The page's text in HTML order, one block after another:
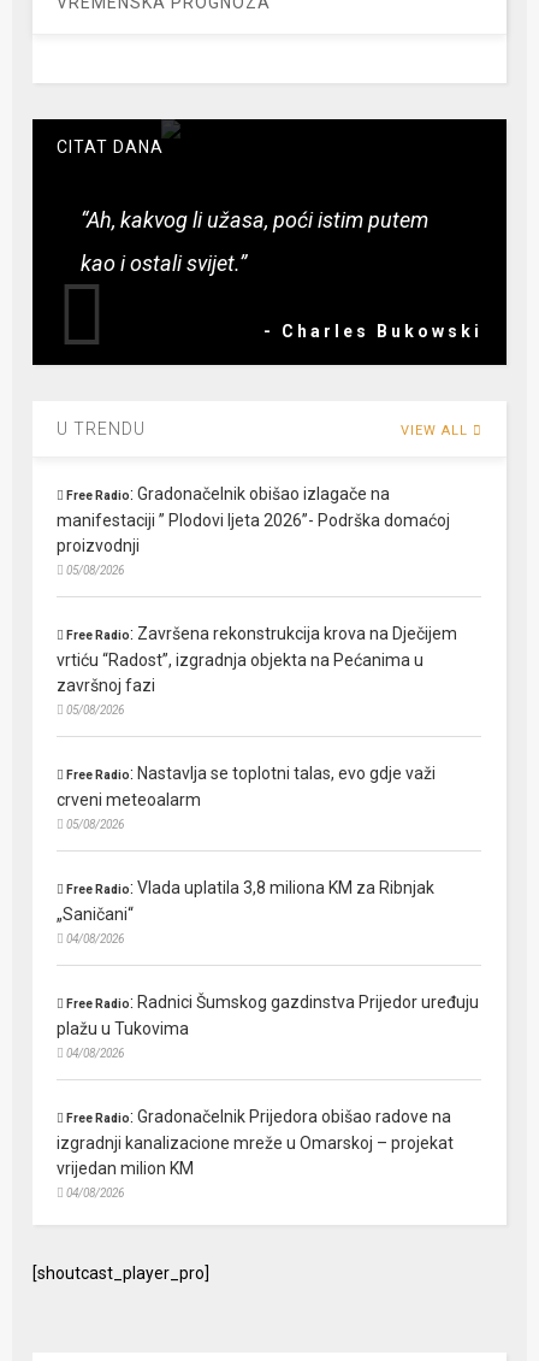
CITAT DANA
“Ah, kakvog li užasa, poći istim putem
kao i ostali svijet.”
- Charles Bukowski
U TRENDU VIEW ALL
Free Radio:Gradonačelnik obišao izlagače na
manifestaciji ” Plodovi ljeta 2026”- Podrška domaćoj
proizvodnji
05/08/2026
Free Radio: Završena rekonstrukcija krova na Dječijem
vrtiću “Radost”, izgradnja objekta na Pećanima u
završnoj fazi
05/08/2026
Free Radio: Nastavlja se toplotni talas, evo gdje važi
crveni meteoalarm
05/08/2026
Free Radio:Vlada uplatila 3,8 miliona KM za Ribnjak
„Saničani“
04/08/2026
Free Radio: Radnici Šumskog gazdinstva Prijedor uređuju
plažu u Tukovima
04/08/2026
Free Radio:Gradonačelnik Prijedora obišao radove na
izgradnji kanalizacione mreže u Omarskoj – projekat
vrijedan milion KM
04/08/2026
[shoutcast_player_pro]